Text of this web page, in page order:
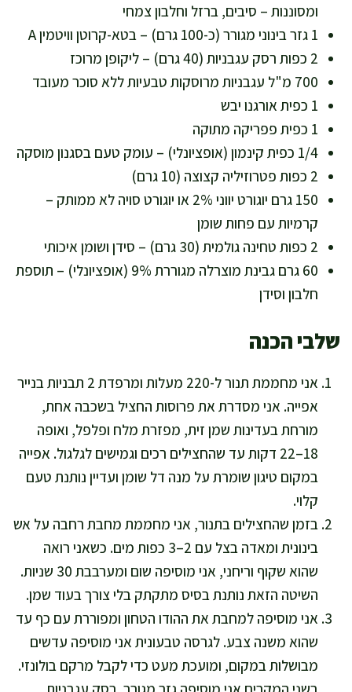
ומסוננות – סיבים, ברזל וחלבון צמחי
1 גזר בינוני מגורר (כ-100 גרם) – בטא-קרוטן וויטמין A
2 כפות רסק עגבניות (40 גרם) – ליקופן מרוכז
700 מ"ל עגבניות מרוסקות טבעיות ללא סוכר מעובד
1 כפית אורגנו יבש
1 כפית פפריקה מתוקה
1/4 כפית קינמון (אופציונלי) – עומק טעם בסגנון מוסקה
2 כפות פטרוזיליה קצוצה (10 גרם)
150 גרם יוגורט יווני 2% או יוגורט סויה לא ממותק –
קרמיות עם פחות שומן
2 כפות טחינה גולמית (30 גרם) – סידן ושומן איכותי
60 גרם גבינת מוצרלה מגוררת 9% (אופציונלי) – תוספת
חלבון וסידן
שלבי הכנה
אני מחממת תנור ל-220 מעלות ומרפדת 2 תבניות בנייר
אפייה. אני מסדרת את פרוסות החציל בשכבה אחת,
מורחת בעדינות שמן זית, מפזרת מלח ופלפל, ואופה
18–22 דקות עד שהחצילים רכים וגמישים לגלגול. אפייה
במקום טיגון שומרת על מנה דל שומן ועדיין נותנת טעם
קלוי.
בזמן שהחצילים בתנור, אני מחממת מחבת רחבה על אש
בינונית ומאדה בצל עם 2–3 כפות מים. כשאני רואה
שהוא שקוף וריחני, אני מוסיפה שום ומערבבת 30 שניות.
השיטה הזאת נותנת בסיס מתקתק בלי צורך בעוד שמן.
אני מוסיפה למחבת את ההודו הטחון ומפוררת עם כף עד
שהוא משנה צבע. לגרסה טבעונית אני מוסיפה עדשים
מבושלות במקום, ומועכת מעט כדי לקבל מרקם בולונזי.